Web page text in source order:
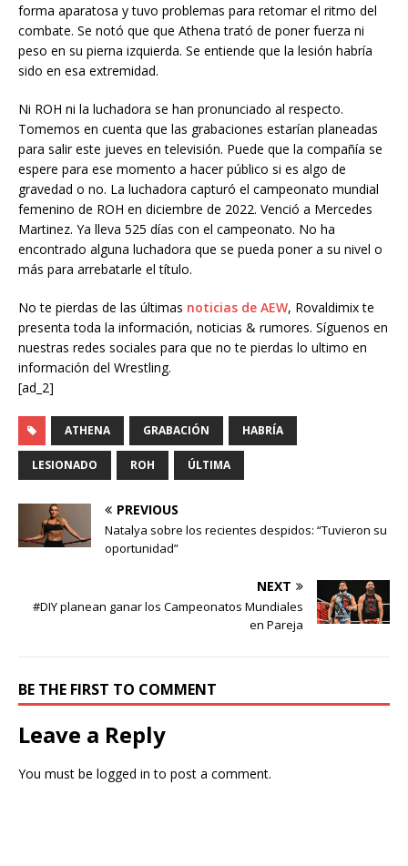
forma aparatosa y tuvo problemas para retomar el ritmo del
combate. Se notó que que Athena trató de poner fuerza ni
peso en su pierna izquierda. Se entiende que la lesión habría
sido en esa extremidad.
Ni ROH ni la luchadora se han pronunciado al respecto.
Tomemos en cuenta que las grabaciones estarían planeadas
para salir este jueves en televisión. Puede que la compañía se
espere para ese momento a hacer público si es algo de
gravedad o no. La luchadora capturó el campeonato mundial
femenino de ROH en diciembre de 2022. Venció a Mercedes
Martinez. Ya lleva 525 días con el campeonato. No ha
encontrado alguna luchadora que se pueda poner a su nivel o
más para arrebatarle el título.
No te pierdas de las últimas noticias de AEW, Rovaldimix te
presenta toda la información, noticias & rumores. Síguenos en
nuestras redes sociales para que no te pierdas lo ultimo en
información del Wrestling.
[ad_2]
ATHENA GRABACIÓN HABRÍA
LESIONADO ROH ÚLTIMA
PREVIOUS
Natalya sobre los recientes despidos: “Tuvieron su
oportunidad”
NEXT
#DIY planean ganar los Campeonatos Mundiales
en Pareja
BE THE FIRST TO COMMENT
Leave a Reply
You must be logged in to post a comment.